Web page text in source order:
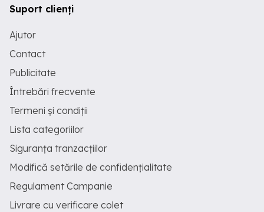
Suport clienți
Ajutor
Contact
Publicitate
Întrebări frecvente
Termeni și condiții
Lista categoriilor
Siguranța tranzacțiilor
Modifică setările de confidențialitate
Regulament Campanie
Livrare cu verificare colet